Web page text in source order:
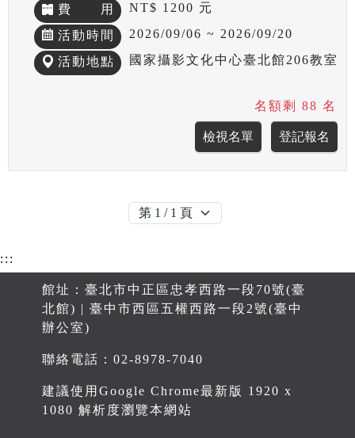
費 用 NT$ 1200 元
活動時間 2026/09/06 ~ 2026/09/20
活動地點 國家攝影文化中心臺北館206教室
名額剩 88 名
:::
館址：臺北市中正區忠孝西路一段70號(臺
北館) | 臺中市西區五權西路一段2號(臺中
辦公室)
聯絡電話：02-8978-7040
建議使用Google Chrome最新版 1920 x
1080 解析度瀏覽本網站